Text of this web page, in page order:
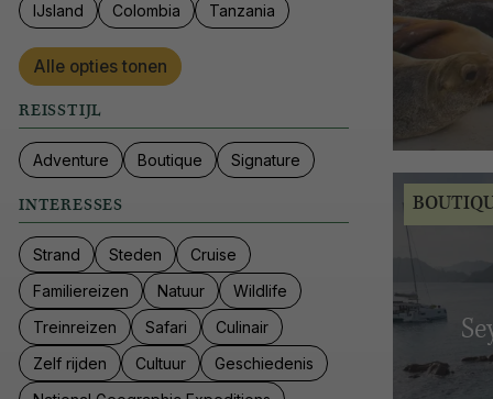
IJsland
Colombia Tanzania
Alle opties tonen
REISSTIJL
Adventure Boutique Signature
INTERESSES
Strand Steden
Cruise
Familiereizen
Natuur
Wildlife
Treinreizen
Safari
Culinair
Zelf rijden
Cultuur
Geschiedenis